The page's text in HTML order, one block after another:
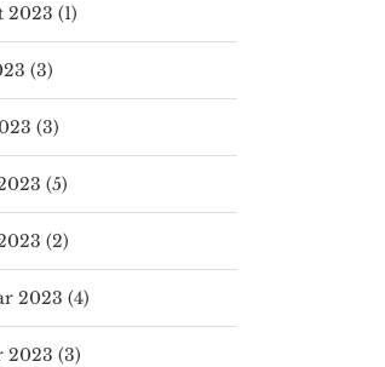
2023 (1)
(3)
(3)
(5)
(2)
2023 (4)
2023 (3)